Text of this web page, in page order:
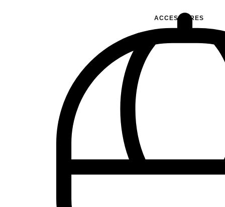
ACCESSOIRES